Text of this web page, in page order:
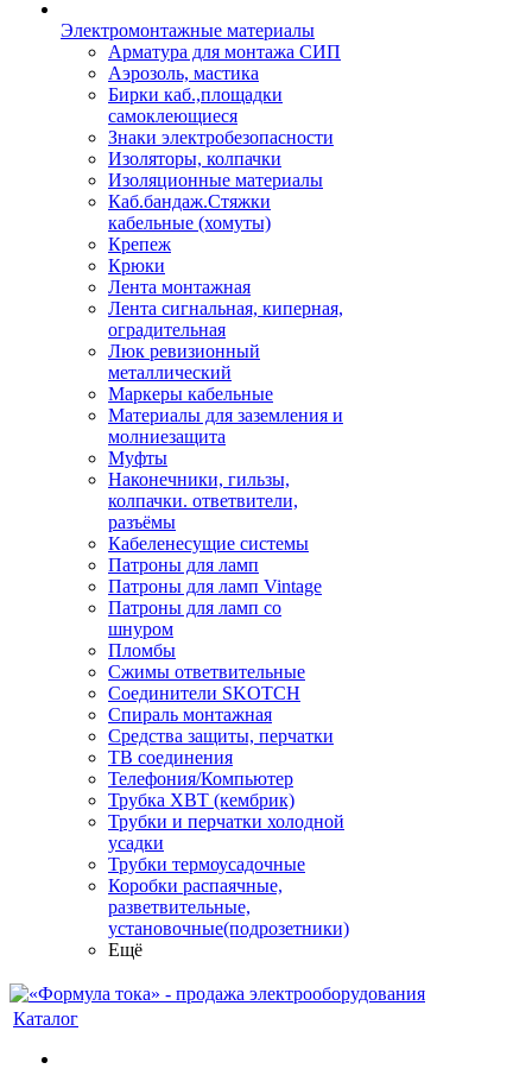
Электромонтажные материалы
Арматура для монтажа СИП
Аэрозоль, мастика
Бирки каб.,площадки
самоклеющиеся
Знаки электробезопасности
Изоляторы, колпачки
Изоляционные материалы
Каб.бандаж.Стяжки
кабельные (хомуты)
Крепеж
Крюки
Лента монтажная
Лента сигнальная, киперная,
оградительная
Люк ревизионный
металлический
Маркеры кабельные
Материалы для заземления и
молниезащита
Муфты
Наконечники, гильзы,
колпачки. ответвители,
разъёмы
Кабеленесущие системы
Патроны для ламп
Патроны для ламп Vintage
Патроны для ламп со
шнуром
Пломбы
Сжимы ответвительные
Соединители SKOTCH
Спираль монтажная
Средства защиты, перчатки
ТВ соединения
Телефония/Компьютер
Трубка ХВТ (кембрик)
Трубки и перчатки холодной
усадки
Трубки термоусадочные
Коробки распаячные,
разветвительные,
установочные(подрозетники)
Ещё
Каталог